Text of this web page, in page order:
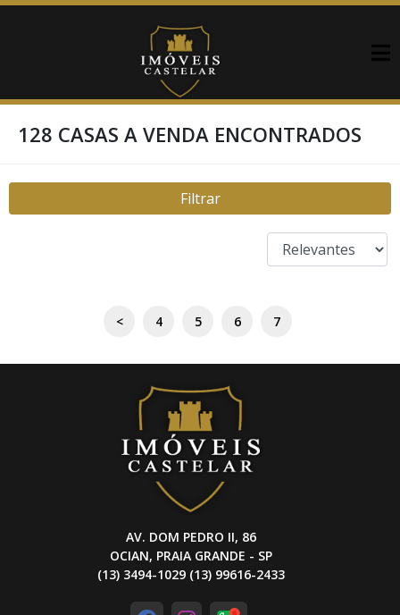
128 CASAS A VENDA ENCONTRADOS
Filtrar
< 4 5 6 7
AV. DOM PEDRO II, 86
OCIAN, PRAIA GRANDE - SP
(13) 3494-1029 (13) 99616-2433